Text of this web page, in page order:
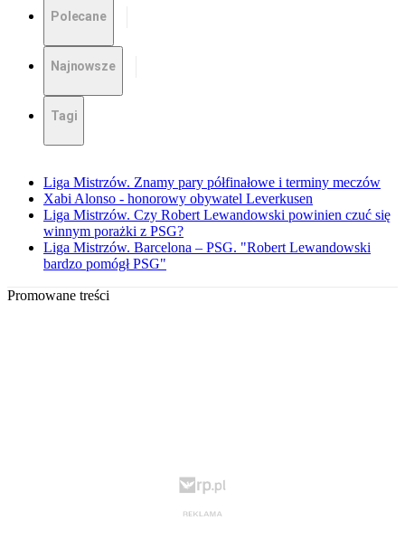
Polecane
Najnowsze
Tagi
Liga Mistrzów. Znamy pary półfinałowe i terminy meczów
Xabi Alonso - honorowy obywatel Leverkusen
Liga Mistrzów. Czy Robert Lewandowski powinien czuć się
winnym porażki z PSG?
Liga Mistrzów. Barcelona – PSG. "Robert Lewandowski
bardzo pomógł PSG"
Promowane treści